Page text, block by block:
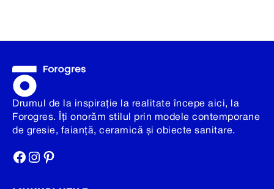
Drumul de la inspirație la realitate începe aici, la
Forogres. Îți onorăm stilul prin modele contemporane
de gresie, faianță, ceramică și obiecte sanitare.
Facebook
Instagram
Pinterest